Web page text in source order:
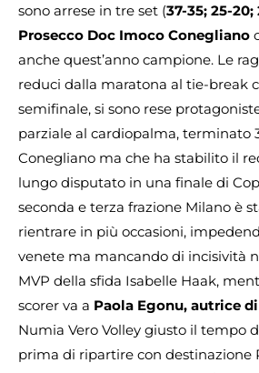
sono arrese in tre set (37-35; 25-20;
Prosecco Doc Imoco Conegliano
anche quest’anno campione. Le
reduci dalla maratona al tie-break
semifinale, si sono rese
parziale al cardiopalma, terminato
Conegliano ma che ha stabilito il
lungo disputato in una finale di
seconda e terza frazione Milano è
rientrare in più occasioni,
venete ma mancando di incisività
MVP della sfida Isabelle Haak,
scorer va a Paola Egonu, autrice
Numia Vero Volley giusto il tempo
prima di ripartire con destinazione